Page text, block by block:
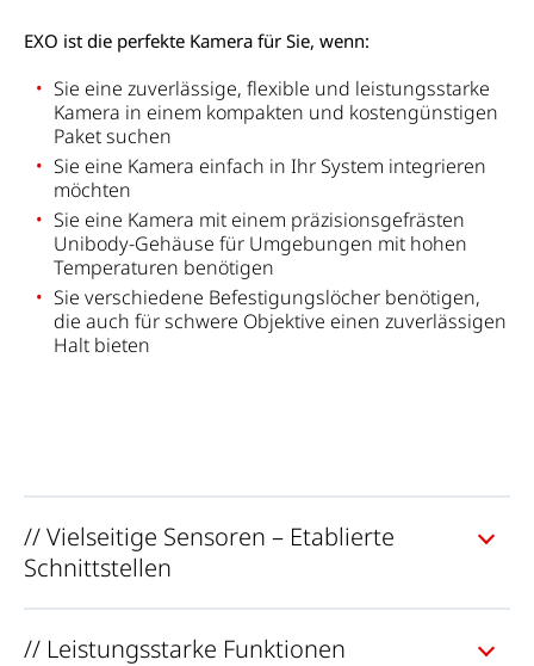
EXO ist die perfekte Kamera für Sie, wenn:
Sie eine zuverlässige, flexible und leistungsstarke
Kamera in einem kompakten und kostengünstigen
Paket suchen
Sie eine Kamera einfach in Ihr System integrieren
möchten
Sie eine Kamera mit einem präzisionsgefrästen
Unibody-Gehäuse für Umgebungen mit hohen
Temperaturen benötigen
Sie verschiedene Befestigungslöcher benötigen,
die auch für schwere Objektive einen zuverlässigen
Halt bieten
// Vielseitige Sensoren – Etablierte
Schnittstellen
// Leistungsstarke Funktionen